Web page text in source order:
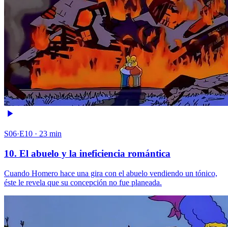
S06·E10 · 23 min
10. El abuelo y la ineficiencia romántica
Cuando Homero hace una gira con el abuelo vendiendo un tónico,
éste le revela que su concepción no fue planeada.